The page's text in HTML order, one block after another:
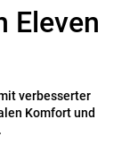
Eleven
verbesserter
Komfort und